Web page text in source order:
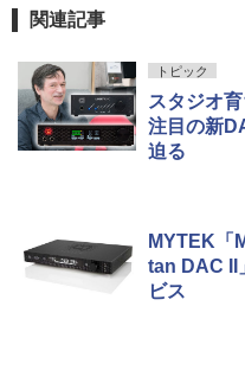
関連記事
トピック
スタジオ
注目の新
迫る
MYTEK「
tan DAC II
ビス